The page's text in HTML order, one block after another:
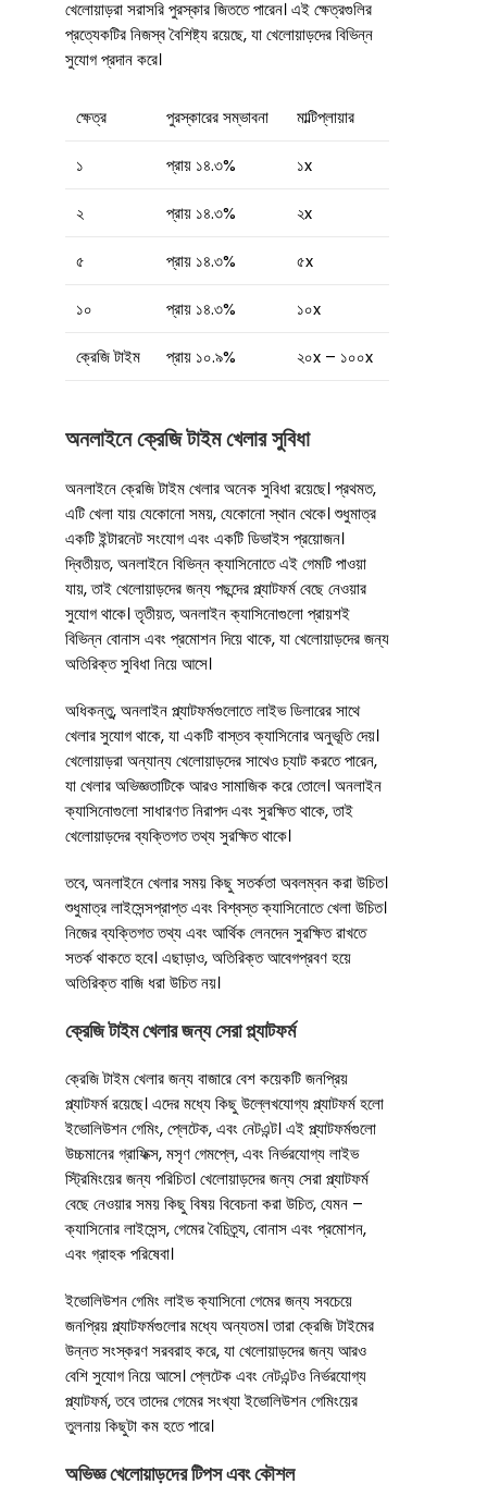
খেলোয়াড়রা সরাসরি পুরস্কার জিততে পারেন। এই ক্ষেত্রগুলির
প্রত্যেকটির নিজস্ব বৈশিষ্ট্য রয়েছে, যা খেলোয়াড়দের বিভিন্ন
সুযোগ প্রদান করে।
ক্ষেত্র পুরস্কারের সম্ভাবনা মাল্টিপ্লায়ার
১ প্রায় ১৪.৩% ১x
২ প্রায় ১৪.৩% ২x
৫ প্রায় ১৪.৩% ৫x
১০ প্রায় ১৪.৩% ১০x
ক্রেজি টাইম প্রায় ১০.৯% ২০x – ১০০x
অনলাইনে ক্রেজি টাইম খেলার সুবিধা
অনলাইনে ক্রেজি টাইম খেলার অনেক সুবিধা রয়েছে। প্রথমত,
এটি খেলা যায় যেকোনো সময়, যেকোনো স্থান থেকে। শুধুমাত্র
একটি ইন্টারনেট সংযোগ এবং একটি ডিভাইস প্রয়োজন।
দ্বিতীয়ত, অনলাইনে বিভিন্ন ক্যাসিনোতে এই গেমটি পাওয়া
যায়, তাই খেলোয়াড়দের জন্য পছন্দের প্ল্যাটফর্ম বেছে নেওয়ার
সুযোগ থাকে। তৃতীয়ত, অনলাইন ক্যাসিনোগুলো প্রায়শই
বিভিন্ন বোনাস এবং প্রমোশন দিয়ে থাকে, যা খেলোয়াড়দের জন্য
অতিরিক্ত সুবিধা নিয়ে আসে।
অধিকন্তু, অনলাইন প্ল্যাটফর্মগুলোতে লাইভ ডিলারের সাথে
খেলার সুযোগ থাকে, যা একটি বাস্তব ক্যাসিনোর অনুভূতি দেয়।
খেলোয়াড়রা অন্যান্য খেলোয়াড়দের সাথেও চ্যাট করতে পারেন,
যা খেলার অভিজ্ঞতাটিকে আরও সামাজিক করে তোলে। অনলাইন
ক্যাসিনোগুলো সাধারণত নিরাপদ এবং সুরক্ষিত থাকে, তাই
খেলোয়াড়দের ব্যক্তিগত তথ্য সুরক্ষিত থাকে।
তবে, অনলাইনে খেলার সময় কিছু সতর্কতা অবলম্বন করা উচিত।
শুধুমাত্র লাইসেন্সপ্রাপ্ত এবং বিশ্বস্ত ক্যাসিনোতে খেলা উচিত।
নিজের ব্যক্তিগত তথ্য এবং আর্থিক লেনদেন সুরক্ষিত রাখতে
সতর্ক থাকতে হবে। এছাড়াও, অতিরিক্ত আবেগপ্রবণ হয়ে
অতিরিক্ত বাজি ধরা উচিত নয়।
ক্রেজি টাইম খেলার জন্য সেরা প্ল্যাটফর্ম
ক্রেজি টাইম খেলার জন্য বাজারে বেশ কয়েকটি জনপ্রিয়
প্ল্যাটফর্ম রয়েছে। এদের মধ্যে কিছু উল্লেখযোগ্য প্ল্যাটফর্ম হলো
ইভোলিউশন গেমিং, প্লেটেক, এবং নেটএন্ট। এই প্ল্যাটফর্মগুলো
উচ্চমানের গ্রাফিক্স, মসৃণ গেমপ্লে, এবং নির্ভরযোগ্য লাইভ
স্ট্রিমিংয়ের জন্য পরিচিত। খেলোয়াড়দের জন্য সেরা প্ল্যাটফর্ম
বেছে নেওয়ার সময় কিছু বিষয় বিবেচনা করা উচিত, যেমন –
ক্যাসিনোর লাইসেন্স, গেমের বৈচিত্র্য, বোনাস এবং প্রমোশন,
এবং গ্রাহক পরিষেবা।
ইভোলিউশন গেমিং লাইভ ক্যাসিনো গেমের জন্য সবচেয়ে
জনপ্রিয় প্ল্যাটফর্মগুলোর মধ্যে অন্যতম। তারা ক্রেজি টাইমের
উন্নত সংস্করণ সরবরাহ করে, যা খেলোয়াড়দের জন্য আরও
বেশি সুযোগ নিয়ে আসে। প্লেটেক এবং নেটএন্টও নির্ভরযোগ্য
প্ল্যাটফর্ম, তবে তাদের গেমের সংখ্যা ইভোলিউশন গেমিংয়ের
তুলনায় কিছুটা কম হতে পারে।
অভিজ্ঞ খেলোয়াড়দের টিপস এবং কৌশল